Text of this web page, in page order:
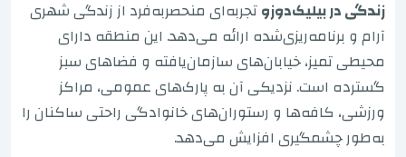
زندگی در بیلیک‌دوزوتجربه‌ای منحصربه‌فرد از زندگی شهری
آرام و برنامه‌ریزی‌شده ارائه می‌دهد. این منطقه دارای
محیطی تمیز، خیابان‌های سازمان‌یافته و فضاهای سبز
گسترده است. نزدیکی آن به پارک‌های عمومی، مراکز
ورزشی، کافه‌ها و رستوران‌های خانوادگی راحتی ساکنان را
به‌طور چشمگیری افزایش می‌دهد.